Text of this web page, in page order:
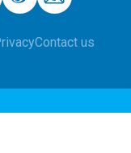
Contact us